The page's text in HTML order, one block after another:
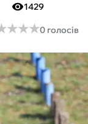
1429
★★★
★★★0 голосів